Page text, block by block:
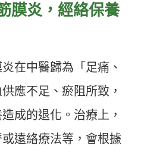
膜炎，經絡保養
在中醫歸為「足痛、
應不足、瘀阻所致，
成的退化。治療上，
遠絡療法等，會根據